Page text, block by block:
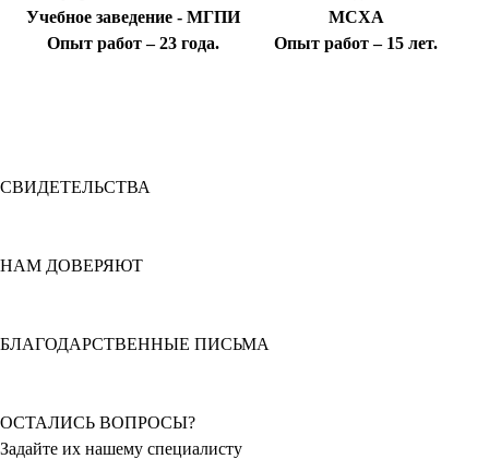
Учебное заведение - МГПИ
Опыт работ – 23 года.
МСХА
Опыт работ – 15 лет.
СВИДЕТЕЛЬСТВА
НАМ ДОВЕРЯЮТ
БЛАГОДАРСТВЕННЫЕ ПИСЬМА
ОСТАЛИСЬ ВОПРОСЫ?
Задайте их нашему специалисту